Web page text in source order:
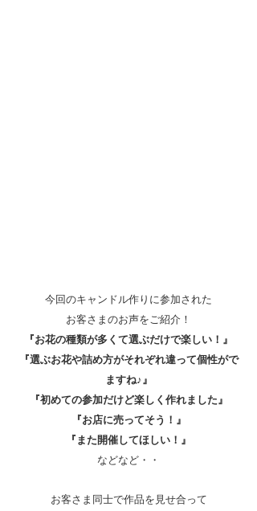
今回のキャンドル作りに参加された
お客さまのお声をご紹介！
『お花の種類が多くて選ぶだけで楽しい！』
『選ぶお花や詰め方がそれぞれ違って個性がで
ますね♪』
『初めての参加だけど楽しく作れました』
『お店に売ってそう！』
『また開催してほしい！』
などなど・・
お客さま同士で作品を見せ合って